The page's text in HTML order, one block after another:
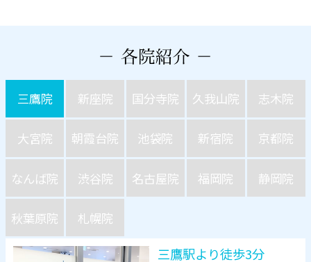
三鷹院 新座院 国分寺院 久我山院 志木院
大宮院 朝霞台院 池袋院 新宿院 京都院
なんば院 渋谷院 名古屋院 福岡院 静岡院
秋葉原院 札幌院
三鷹駅より徒歩3分